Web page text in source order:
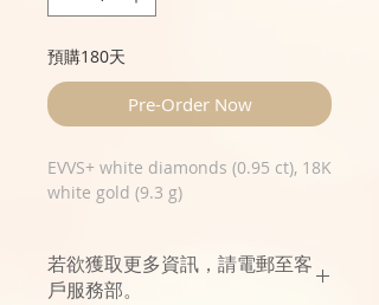
預購180天
Pre-Order Now
EVVS+ white diamonds (0.95 ct), 18K
white gold (9.3 g)
若欲獲取更多資訊，請電郵至客
戶服務部。